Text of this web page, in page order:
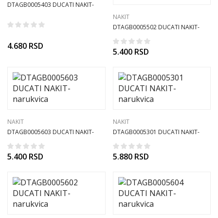
DTAGB0005403 DUCATI NAKIT-
4.680 RSD
NAKIT
DTAGB0005502 DUCATI NAKIT-
narukvica
5.400 RSD
NAKIT
DTAGB0005603 DUCATI NAKIT-
narukvica
5.400 RSD
NAKIT
DTAGB0005301 DUCATI NAKIT-
narukvica
5.880 RSD